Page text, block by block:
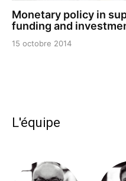
Monetary policy in
funding and
15 octobre 2014
L'équipe